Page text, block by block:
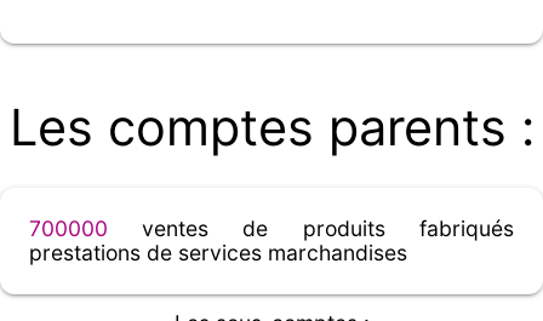
Les comptes parents :
700000 ventes de produits fabriqués
prestations de services marchandises